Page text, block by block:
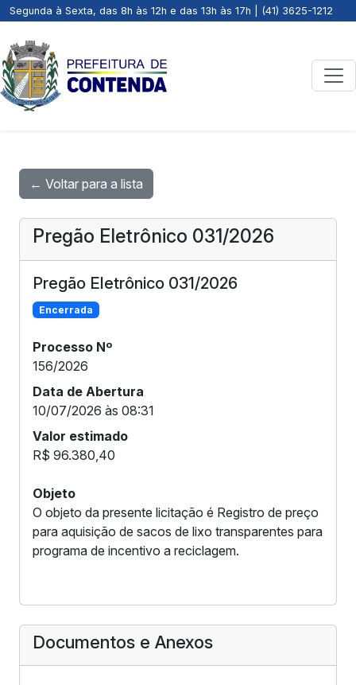
Segunda à Sexta, das 8h às 12h e das 13h às 17h | (41) 3625-1212
← Voltar para a lista
Pregão Eletrônico 031/2026
Pregão Eletrônico 031/2026
Encerrada
Processo Nº
156/2026
Data de Abertura
10/07/2026 às 08:31
Valor estimado
R$ 96.380,40
Objeto
O objeto da presente licitação é Registro de preço
para aquisição de sacos de lixo transparentes para
programa de incentivo a reciclagem.
Documentos e Anexos